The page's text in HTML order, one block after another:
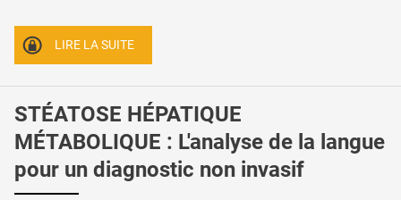
LIRE LA SUITE
STÉATOSE HÉPATIQUE
MÉTABOLIQUE : L'analyse de la langue
pour un diagnostic non invasif